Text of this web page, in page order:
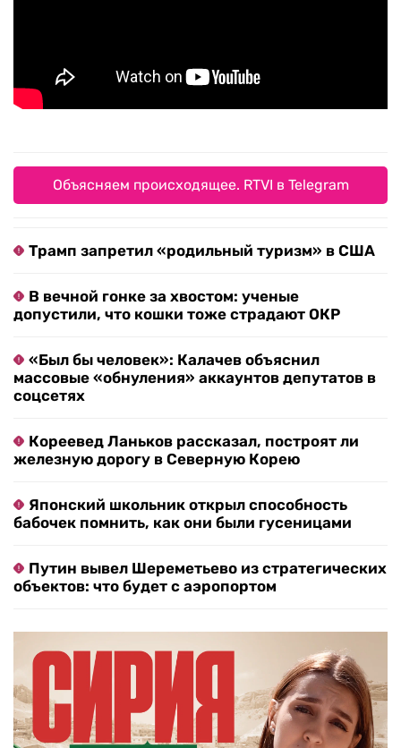
Объясняем происходящее. RTVI в Telegram
Трамп запретил «родильный туризм» в США
В вечной гонке за хвостом: ученые
допустили, что кошки тоже страдают ОКР
«Был бы человек»: Калачев объяснил
массовые «обнуления» аккаунтов депутатов в
соцсетях
Кореевед Ланьков рассказал, построят ли
железную дорогу в Северную Корею
Японский школьник открыл способность
бабочек помнить, как они были гусеницами
Путин вывел Шереметьево из стратегических
объектов: что будет с аэропортом